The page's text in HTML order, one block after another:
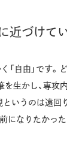
近づけて
「自由」です
生かし、専
いうのは遠回
になりたかっ